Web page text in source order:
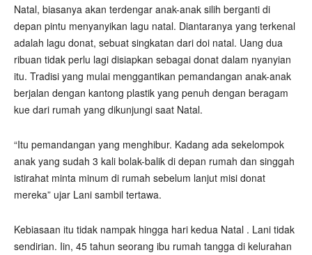
Natal, biasanya akan terdengar anak-anak silih berganti di
depan pintu menyanyikan lagu natal. Diantaranya yang terkenal
adalah lagu donat, sebuat singkatan dari doi natal. Uang dua
ribuan tidak perlu lagi disiapkan sebagai donat dalam nyanyian
itu. Tradisi yang mulai menggantikan pemandangan anak-anak
berjalan dengan kantong plastik yang penuh dengan beragam
kue dari rumah yang dikunjungi saat Natal.
“Itu pemandangan yang menghibur. Kadang ada sekelompok
anak yang sudah 3 kali bolak-balik di depan rumah dan singgah
istirahat minta minum di rumah sebelum lanjut misi donat
mereka” ujar Lani sambil tertawa.
Kebiasaan itu tidak nampak hingga hari kedua Natal . Lani tidak
sendirian. Iin, 45 tahun seorang ibu rumah tangga di kelurahan